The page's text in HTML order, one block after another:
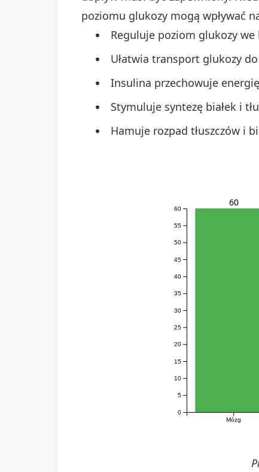
poziomu glukozy mogą wpływać
Reguluje poziom glukozy we
Ułatwia transport glukozy
Insulina przechowuje
Stymuluje syntezę białek i
Hamuje rozpad tłuszczów i
Mózg
0
5
10
15
20
25
30
35
40
45
50
55
60
60